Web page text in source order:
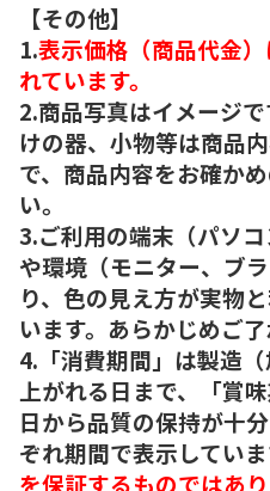
【その他】
1.表示価格（商品代金
れています。
2.商品写真はイメージ
けの器、小物等は商品
で、商品内容をお確か
い。
3.ご利用の端末（パソコ
や環境（モニター、ブ
り、色の見え方が実物
います。あらかじめご了
4.「消費期間」は製造
上がれる日まで、「賞
日から品質の保持が十
ぞれ期間で表示していま
を保証するものではあり